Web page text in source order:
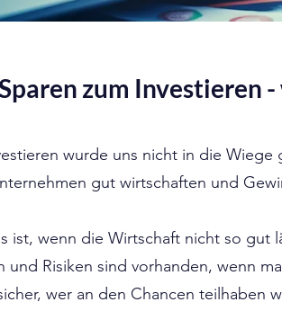
zum Investieren
wurde uns nicht in die
gut wirtschaften und
ist, wenn die Wirtschaft nicht so gut
und Risiken sind vorhanden, wenn
wer an den Chancen teilhaben